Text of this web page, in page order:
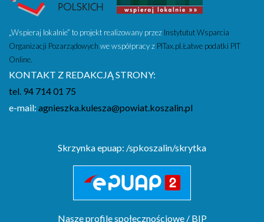
„Wspieraj lokalnie” to projekt realizowany przez Instytutut Wsparcia
Organizacji Pozarządowych we współpracy z PITax.pl.Łatwe podatki PIT
Online.
KONTAKT Z REDAKCJĄ STRONY:
tel. 94 714 01 75
e-mail: agnieszka.kulesza@powiat.koszalin.pl
Skrzynka epuap: /spkoszalin/skrytka
Nasze profile społecznościowe / BIP